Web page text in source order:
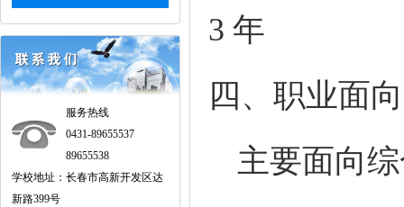
服务热线
0431-89655537
89655538
学校地址：长春市高新开发区达
新路399号
3 年
四、职业面向
主要面向